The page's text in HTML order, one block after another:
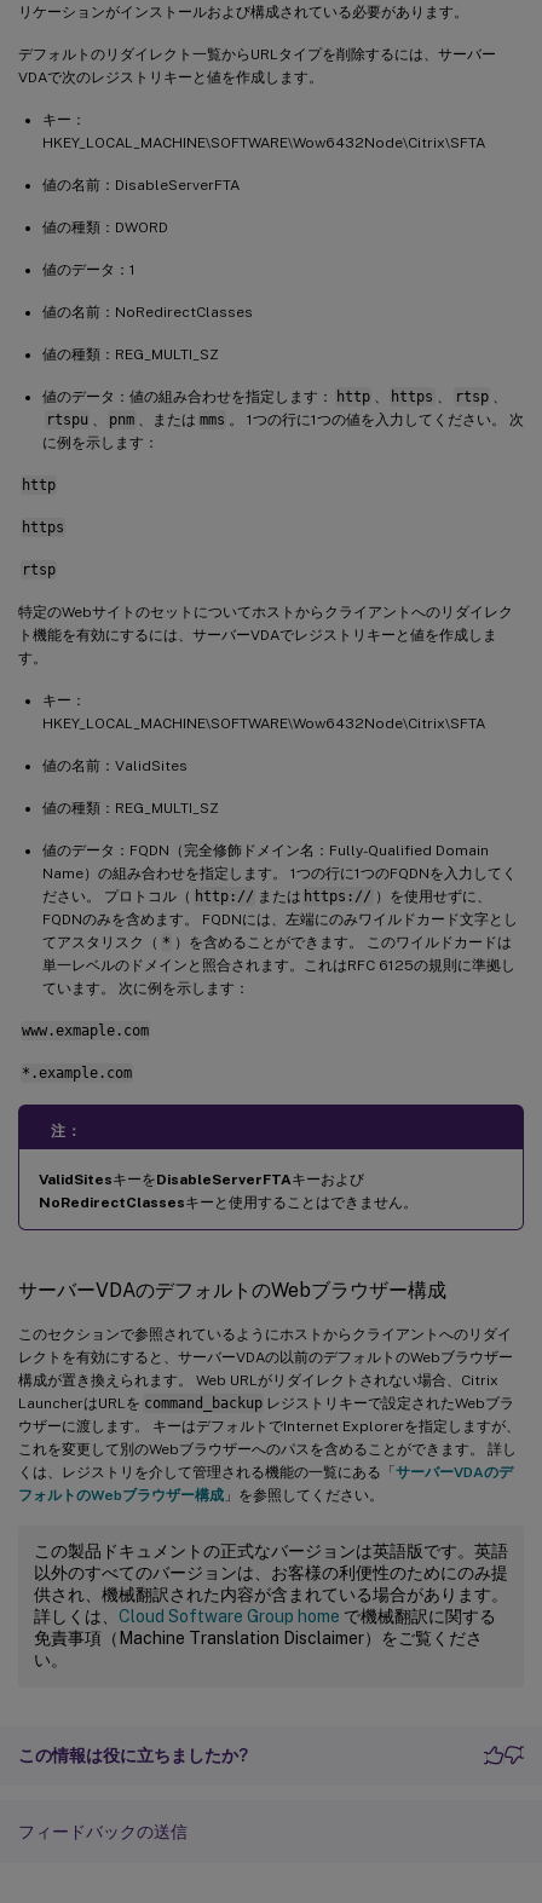
リケーションがインストールおよび構成されている必要があります。
デフォルトのリダイレクト一覧からURLタイプを削除するには、サーバー
VDAで次のレジストリキーと値を作成します。
キー：
HKEY_LOCAL_MACHINE\SOFTWARE\Wow6432Node\Citrix\SFTA
値の名前：DisableServerFTA
値の種類：DWORD
値のデータ：1
値の名前：NoRedirectClasses
値の種類：REG_MULTI_SZ
値のデータ：値の組み合わせを指定します： http https rtsp
rtspu
pnm 、または mms 。 1つの行に1つの値を入力してください。 次
に例を示します：
http
https
rtsp
特定のWebサイトのセットについてホストからクライアントへのリダイレク
ト機能を有効にするには、サーバーVDAでレジストリキーと値を作成しま
す。
キー：
HKEY_LOCAL_MACHINE\SOFTWARE\Wow6432Node\Citrix\SFTA
値の名前：ValidSites
値の種類：REG_MULTI_SZ
値のデータ：FQDN（完全修飾ドメイン名：Fully-Qualified Domain
Name）の組み合わせを指定します。 1つの行に1つのFQDNを入力してく
ださい。 プロトコル（ http:// または https:// ）を使用せずに、
FQDNのみを含めます。 FQDNには、左端にのみワイルドカード文字とし
てアスタリスク（ * ）を含めることができます。 このワイルドカードは
単一レベルのドメインと照合されます。これはRFC 6125の規則に準拠し
ています。 次に例を示します：
www.exmaple.com
*.example.com
注：
ValidSitesキーをDisableServerFTAキーおよび
NoRedirectClassesキーと使用することはできません。
サーバーVDAのデフォルトのWebブラウザー構成
このセクションで参照されているようにホストからクライアントへのリダイ
レクトを有効にすると、サーバーVDAの以前のデフォルトのWebブラウザー
構成が置き換えられます。 Web URLがリダイレクトされない場合、Citrix
LauncherはURLを command_backup レジストリキーで設定されたWebブラ
ウザーに渡します。 キーはデフォルトでInternet Explorerを指定しますが、
これを変更して別のWebブラウザーへのパスを含めることができます。 詳し
くは、レジストリを介して管理される機能の一覧にある「サーバーVDAのデ
フォルトのWebブラウザー構成 」を参照してください。
この製品ドキュメントの正式なバージョンは英語版です。英語
以外のすべてのバージョンは、お客様の利便性のためにのみ提
供され、機械翻訳された内容が含まれている場合があります。
詳しくは、 Cloud Software Group home で機械翻訳に関する
免責事項（Machine Translation Disclaimer）をご覧くださ
い。
この情報は役に立ちましたか?
フィードバックの送信